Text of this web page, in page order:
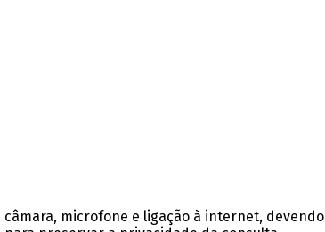
microfone e ligação à internet, devendo